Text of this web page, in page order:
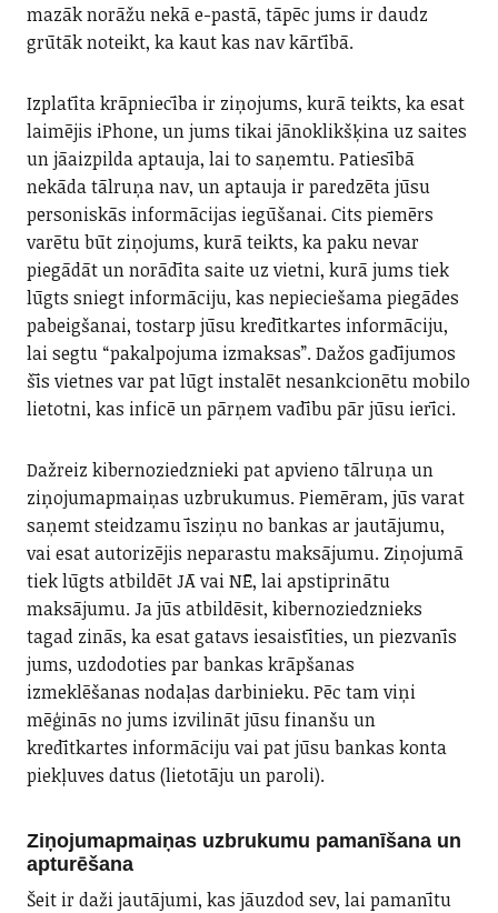
mazāk norāžu nekā e-pastā, tāpēc jums ir daudz
grūtāk noteikt, ka kaut kas nav kārtībā.
Izplatīta krāpniecība ir ziņojums, kurā teikts, ka esat
laimējis iPhone, un jums tikai jānoklikšķina uz saites
un jāaizpilda aptauja, lai to saņemtu. Patiesībā
nekāda tālruņa nav, un aptauja ir paredzēta jūsu
personiskās informācijas iegūšanai. Cits piemērs
varētu būt ziņojums, kurā teikts, ka paku nevar
piegādāt un norādīta saite uz vietni, kurā jums tiek
lūgts sniegt informāciju, kas nepieciešama piegādes
pabeigšanai, tostarp jūsu kredītkartes informāciju,
lai segtu “pakalpojuma izmaksas”. Dažos gadījumos
šīs vietnes var pat lūgt instalēt nesankcionētu mobilo
lietotni, kas inficē un pārņem vadību pār jūsu ierīci.
Dažreiz kibernoziedznieki pat apvieno tālruņa un
ziņojumapmaiņas uzbrukumus. Piemēram, jūs varat
saņemt steidzamu īsziņu no bankas ar jautājumu,
vai esat autorizējis neparastu maksājumu. Ziņojumā
tiek lūgts atbildēt JĀ vai NĒ, lai apstiprinātu
maksājumu. Ja jūs atbildēsit, kibernoziedznieks
tagad zinās, ka esat gatavs iesaistīties, un piezvanīs
jums, uzdodoties par bankas krāpšanas
izmeklēšanas nodaļas darbinieku. Pēc tam viņi
mēģinās no jums izvilināt jūsu finanšu un
kredītkartes informāciju vai pat jūsu bankas konta
piekļuves datus (lietotāju un paroli).
Ziņojumapmaiņas uzbrukumu pamanīšana un
apturēšana
Šeit ir daži jautājumi, kas jāuzdod sev, lai pamanītu